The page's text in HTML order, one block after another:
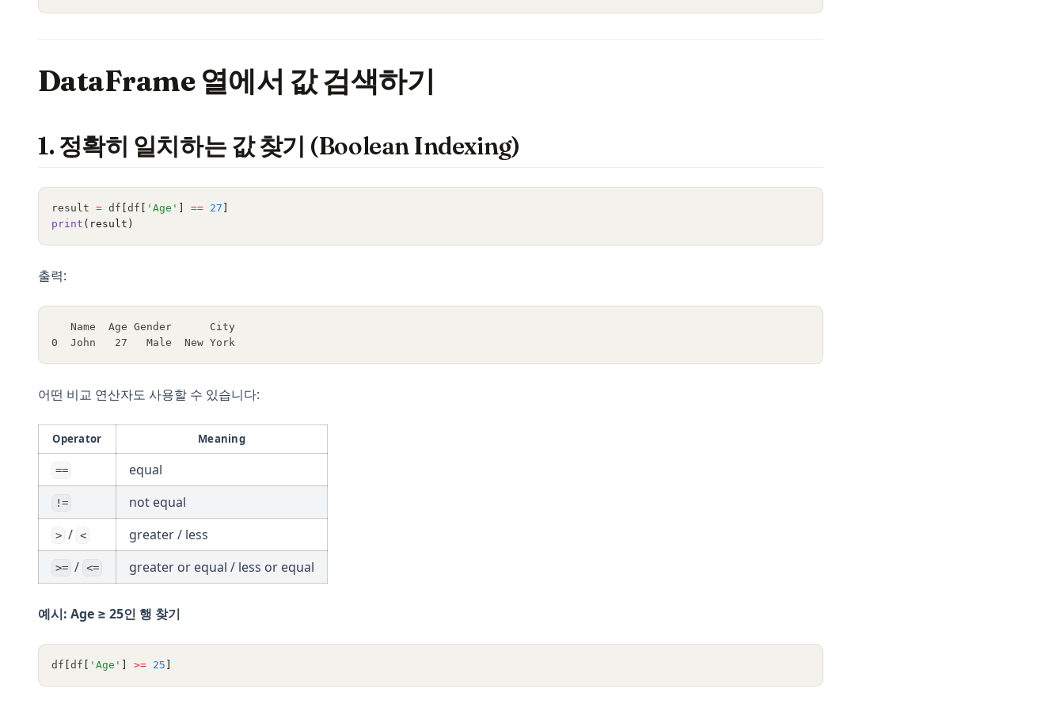
DataFrame 열에서 값 검색하기
1. 정확히 일치하는 값 찾기 (Boolean Indexing)
result = df [df [ 'Age' ] == 27 ]
print (result)
출력:
   Name  Age Gender      City
0  John   27   Male  New York
어떤 비교 연산자도 사용할 수 있습니다:
Operator Meaning
== equal
!= not equal
> / < greater / less
>= / <= greater or equal / less or equal
예시: Age ≥ 25인 행 찾기
df [df [ 'Age' ] >= 25 ]